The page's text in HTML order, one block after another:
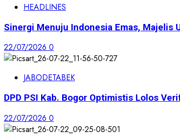
HEADLINES
Sinergi Menuju Indonesia Emas, Majelis
22/07/2026 0
JABODETABEK
DPD PSI Kab. Bogor Optimistis Lolos
22/07/2026 0